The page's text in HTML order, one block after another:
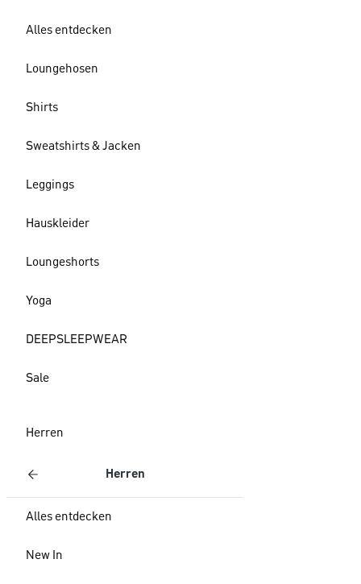
Alles entdecken
Loungehosen
Shirts
Sweatshirts & Jacken
Leggings
Hauskleider
Loungeshorts
Yoga
DEEPSLEEPWEAR
Sale
Herren
Herren
Alles entdecken
New In